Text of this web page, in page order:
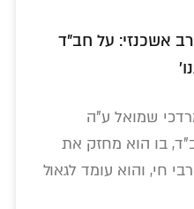
אשכנזי: על חב"ד
שמואל ע"ה
בו הוא מחזק את
חי, והוא עומד לגאול